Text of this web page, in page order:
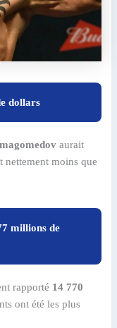
dollars
aurait
nettement moins que
millions de
rapporté 14 770
ont été les plus